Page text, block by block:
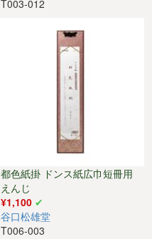
T003-012
都色紙掛 ドンス紙広巾短冊用
えんじ
¥1,100
谷口松雄堂
T006-003